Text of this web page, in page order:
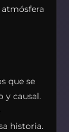
atmósfera
que se
y causal.
historia.